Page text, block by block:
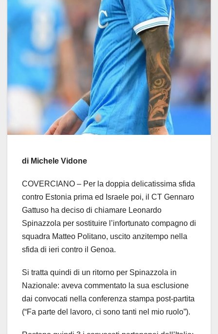
di Michele Vidone
COVERCIANO – Per la doppia delicatissima sfida
contro Estonia prima ed Israele poi, il CT Gennaro
Gattuso ha deciso di chiamare Leonardo
Spinazzola per sostituire l’infortunato compagno di
squadra Matteo Politano, uscito anzitempo nella
sfida di ieri contro il Genoa.
Si tratta quindi di un ritorno per Spinazzola in
Nazionale: aveva commentato la sua esclusione
dai convocati nella conferenza stampa post-partita
(“Fa parte del lavoro, ci sono tanti nel mio ruolo”).